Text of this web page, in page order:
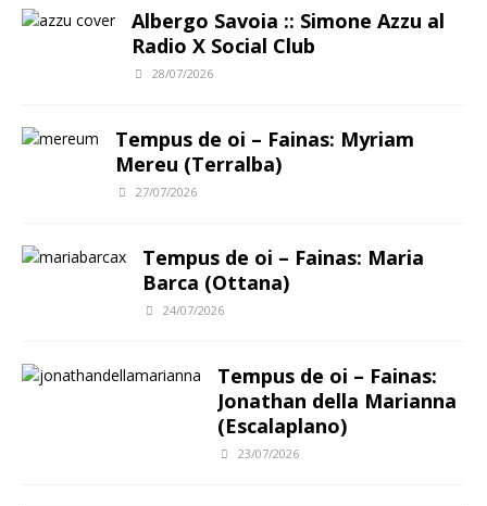
Albergo Savoia :: Simone Azzu al
Radio X Social Club
28/07/2026
Tempus de oi – Fainas: Myriam
Mereu (Terralba)
27/07/2026
Tempus de oi – Fainas: Maria
Barca (Ottana)
24/07/2026
Tempus de oi – Fainas:
Jonathan della Marianna
(Escalaplano)
23/07/2026